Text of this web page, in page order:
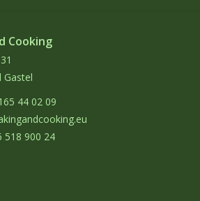
Cooking
Gastel
44 02 09
518 900 24